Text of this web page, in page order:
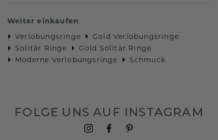
Weiter einkaufen
Verlobungsringe
Gold Verlobungsringe
Solitär Ringe
Gold Solitär Ringe
Moderne Verlobungsringe
Schmuck
FOLGE UNS AUF INSTAGRAM